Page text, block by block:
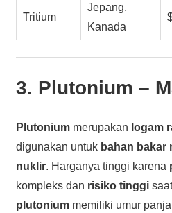
Tritium
Jepang,
Kanada
3. Plutonium –
Plutoniummerupakan logam
digunakan untuk bahan bakar
nuklir. Harganya tinggi karena
kompleks dan risiko tinggi
plutoniummemiliki umur